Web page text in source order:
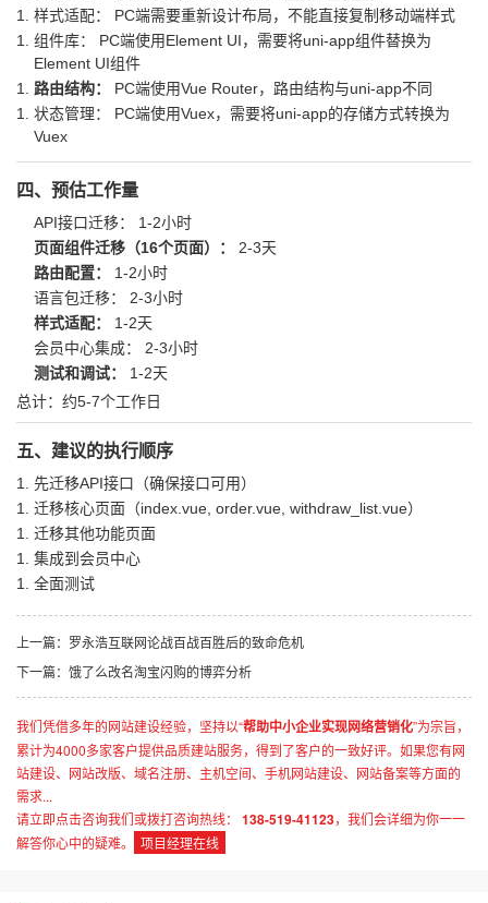
样式适配： PC端需要重新设计布局，不能直接复制移动端样式
组件库： PC端使用Element UI，需要将uni-app组件替换为
Element UI组件
路由结构：
PC端使用Vue Router，路由结构与uni-app不同
状态管理： PC端使用Vuex，需要将uni-app的存储方式转换为
Vuex
四、预估工作量
API接口迁移： 1-2小时
页面组件迁移（16个页面）：
2-3天
路由配置：
1-2小时
语言包迁移： 2-3小时
样式适配：
1-2天
会员中心集成： 2-3小时
测试和调试：
1-2天
总计：约5-7个工作日
五、建议的执行顺序
先迁移API接口（确保接口可用）
迁移核心页面（index.vue, order.vue, withdraw_list.vue）
迁移其他功能页面
集成到会员中心
全面测试
上一篇： 罗永浩互联网论战百战百胜后的致命危机
下一篇： 饿了么改名淘宝闪购的博弈分析
我们凭借多年的网站建设经验，坚持以“帮助中小企业实现网络营销化”为宗旨，
累计为4000多家客户提供品质建站服务，得到了客户的一致好评。如果您有网
站建设、网站改版、域名注册、主机空间、手机网站建设、网站备案等方面的
需求...
请立即点击咨询我们或拨打咨询热线：
138-519-41123，我们会详细为你一一
解答你心中的疑难。
项目经理在线